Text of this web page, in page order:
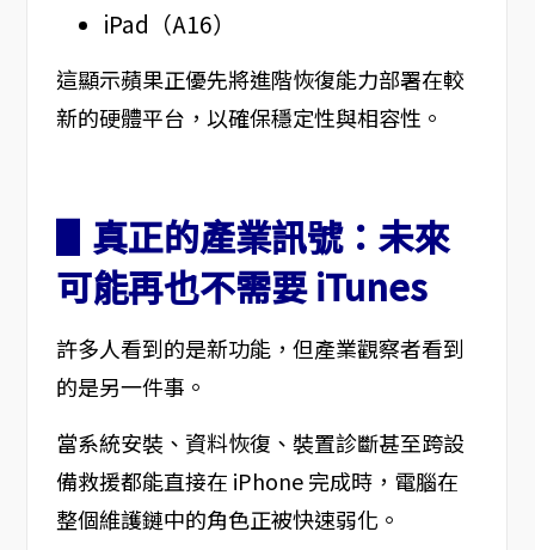
iPad（A16）
這顯示蘋果正優先將進階恢復能力部署在較
新的硬體平台，以確保穩定性與相容性。
▋真正的產業訊號：未來
可能再也不需要 iTunes
許多人看到的是新功能，但產業觀察者看到
的是另一件事。
當系統安裝、資料恢復、裝置診斷甚至跨設
備救援都能直接在 iPhone 完成時，電腦在
整個維護鏈中的角色正被快速弱化。